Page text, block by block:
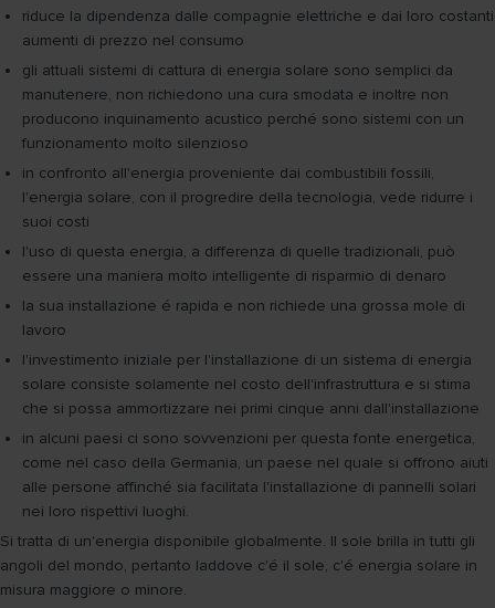
riduce la dipendenza dalle compagnie elettriche e dai loro costanti
aumenti di prezzo nel consumo
gli attuali sistemi di cattura di energia solare sono semplici da
manutenere, non richiedono una cura smodata e inoltre non
producono inquinamento acustico perché sono sistemi con un
funzionamento molto silenzioso
in confronto all'energia proveniente dai combustibili fossili,
l'energia solare, con il progredire della tecnologia, vede ridurre i
suoi costi
l'uso di questa energia, a differenza di quelle tradizionali, può
essere una maniera molto intelligente di risparmio di denaro
la sua installazione é rapida e non richiede una grossa mole di
lavoro
l'investimento iniziale per l'installazione di un sistema di energia
solare consiste solamente nel costo dell'infrastruttura e si stima
che si possa ammortizzare nei primi cinque anni dall'installazione
in alcuni paesi ci sono sovvenzioni per questa fonte energetica,
come nel caso della Germania, un paese nel quale si offrono aiuti
alle persone affinché sia facilitata l'installazione di pannelli solari
nei loro rispettivi luoghi.
Si tratta di un'energia disponibile globalmente. Il sole brilla in tutti gli
angoli del mondo, pertanto laddove c'é il sole, c'é energia solare in
misura maggiore o minore.